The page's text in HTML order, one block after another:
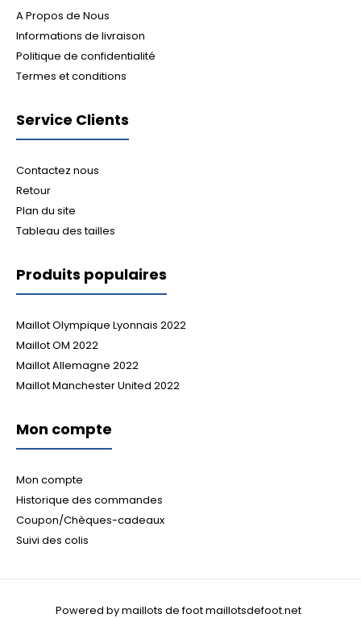
A Propos de Nous
Informations de livraison
Politique de confidentialité
Termes et conditions
Service Clients
Contactez nous
Retour
Plan du site
Tableau des tailles
Produits populaires
Maillot Olympique Lyonnais 2022
Maillot OM 2022
Maillot Allemagne 2022
Maillot Manchester United 2022
Mon compte
Mon compte
Historique des commandes
Coupon/Chèques-cadeaux
Suivi des colis
Powered by maillots de foot maillotsdefoot.net